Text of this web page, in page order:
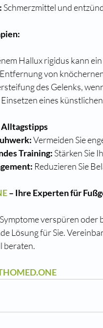
Schmerzmittel und
Hallux rigidus kann
Entfernung von
des Gelenks,
Einsetzen eines
Alltagstipps
Vermeiden Sie
Training: Stärken Sie
Reduzieren Sie
– Ihre Experten für
Symptome verspüren
Lösung für Sie.
beraten.